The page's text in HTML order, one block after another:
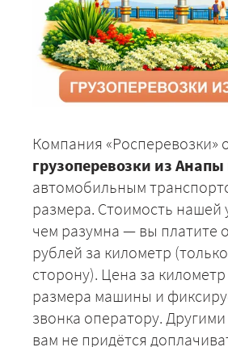
Компания «Росперевозки»
грузоперевозки из Анапы
автомобильным
размера. Стоимость нашей
чем разумна — вы платите
рублей за километр
сторону). Цена за
размера машины и
звонка оператору.
вам не придётся